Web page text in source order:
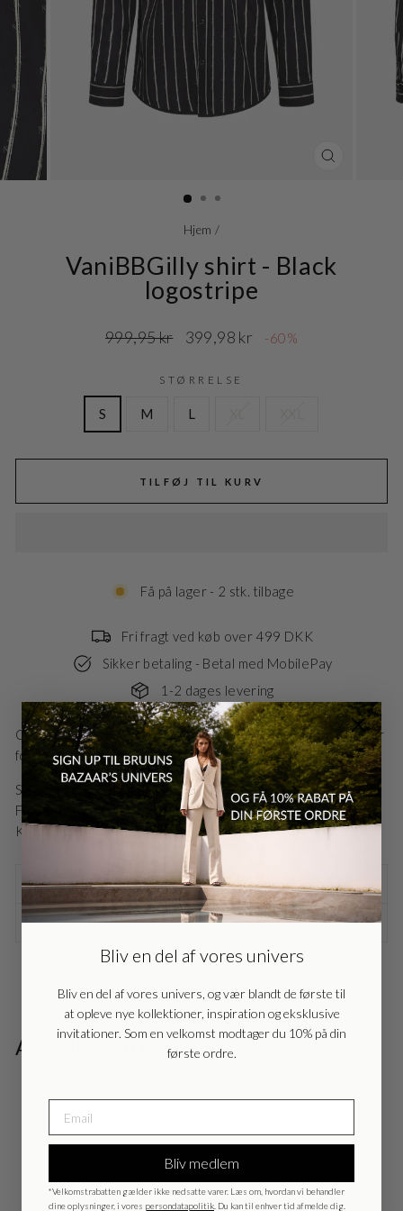
Danmark - DK
EU - EUEUR
Nederlands - NL
Deutschland - DEEUR
Hjem /
VaniBBGilly shirt - Black
logostripe
Normalpris
999,95 kr Udsalgspris
399,98 kr -60%
STØRRELSE
S M L
TILFØJ TIL KURV
Få på lager - 2 stk. tilbage
Fri fragt ved køb over 499 DKK
Sikker betaling - Betal med MobilePay
1-2 dages levering
Cool printet herreskjorte. Skjorten er designet med knapper
foran, knaplukning ved ærmer og har en normal pasform.
Style nr.: BBM2402
Farve: Black logostripe
Kvalitet: 70% Cotton 30% Lyocell (TENCEL™)
FRAGTINFORMATION
HAR DU SPØRGSMÅL TIL VAREN?
ANDRE KØBTE OGSÅ
Bliv en del af vores univers
Bliv en del af vores univers, og vær blandt de første til
at opleve nye kollektioner, inspiration og eksklusive
invitationer. Som en velkomst modtager du 10% på din
første ordre.
Bliv medlem
*Velkomstrabatten gælder ikke nedsatte varer. Læs om, hvordan vi behandler
dine oplysninger, i vores persondatapolitik . Du kan til enhver tid afmelde dig.